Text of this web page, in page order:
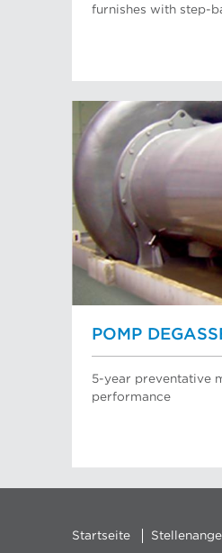
furnishes with step-
POMP
5-year preventative
performance
Startseite